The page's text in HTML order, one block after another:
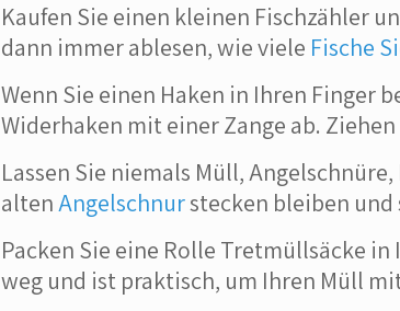
Kaufen Sie einen kleinen Fischzähler
dann immer ablesen, wie viele Fische
Wenn Sie einen Haken in Ihren Finger
Widerhaken mit einer Zange ab.
Lassen Sie niemals Müll,
altenAngelschnurstecken bleiben und
Packen Sie eine Rolle Tretmüllsäcke
weg und ist praktisch, um Ihren Müll